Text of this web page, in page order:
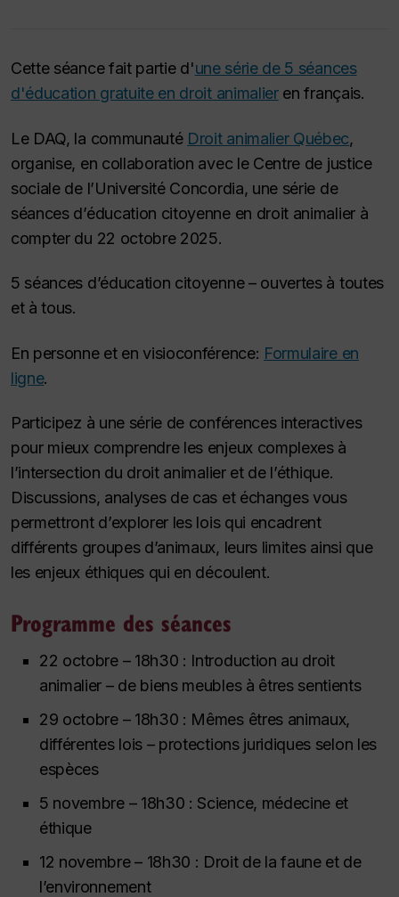
Cette séance fait partie d'une série de 5 séances
d'éducation gratuite en droit animalieren français.
Le DAQ, la communauté Droit animalier Québec,
organise, en collaboration avec le Centre de justice
sociale de l’Université Concordia, une série de
séances d’éducation citoyenne en droit animalier à
compter du 22 octobre 2025.
5 séances d’éducation citoyenne – ouvertes à toutes
et à tous.
En personne et en visioconférence: Formulaire en
ligne.
Participez à une série de conférences interactives
pour mieux comprendre les enjeux complexes à
l’intersection du droit animalier et de l’éthique.
Discussions, analyses de cas et échanges vous
permettront d’explorer les lois qui encadrent
différents groupes d’animaux, leurs limites ainsi que
les enjeux éthiques qui en découlent.
Programme des séances
22 octobre – 18h30 : Introduction au droit
animalier – de biens meubles à êtres sentients
29 octobre – 18h30 : Mêmes êtres animaux,
différentes lois– protections juridiques selon les
espèces
5 novembre – 18h30 : Science, médecine et
éthique
12 novembre – 18h30 : Droit de la faune et de
l’environnement